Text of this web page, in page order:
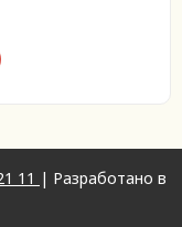
11 | Разработано в